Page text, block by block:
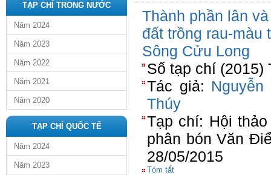
TẠP CHÍ TRONG NƯỚC
Năm 2024
Năm 2023
Năm 2022
Năm 2021
Năm 2020
TẠP CHÍ QUỐC TẾ
Năm 2024
Năm 2023
Thành phần lân
đất trồng rau-màu
Sông Cửu Long
Số tạp chí (2015)
Tác giả:
Thúy
Tạp chí: Hội
phân bón Văn
28/05/2015
Tóm tắt